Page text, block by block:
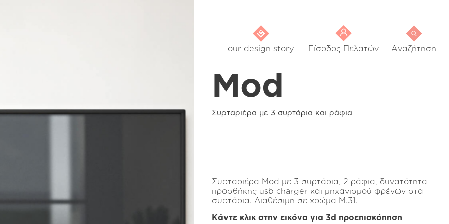
our design story Είσοδος Πελατών Αναζήτηση
Mod
Συρταριέρα με 3 συρτάρια και ράφια
Συρταριέρα Mod με 3 συρτάρια, 2 ράφια, δυνατότητα
προσθήκης usb charger και μηχανισμού φρένων στα
συρτάρια. Διαθέσιμη σε χρώμα Μ.31.
Κάντε κλικ στην εικόνα για 3d προεπισκόπηση